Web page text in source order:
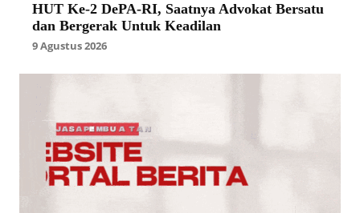
HUT Ke-2 DePA-RI, Saatnya Advokat Bersatu
dan Bergerak Untuk Keadilan
9 Agustus 2026